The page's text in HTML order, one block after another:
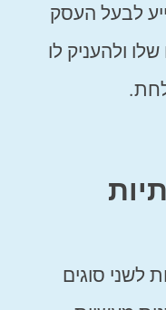
לבעל העסק
ולהעניק לו
לשני סוגים